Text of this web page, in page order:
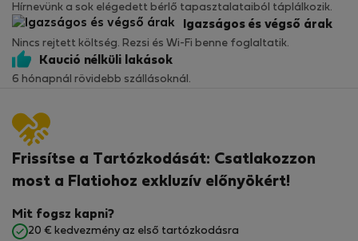
Hírnevünk a sok elégedett bérlő tapasztalataiból táplálkozik.
Igazságos és végső árak
Nincs rejtett költség. Rezsi és Wi-Fi benne foglaltatik.
Kaució nélküli lakások
6 hónapnál rövidebb szállásoknál.
Frissítse a Tartózkodását: Csatlakozzon
most a Flatiohoz exkluzív előnyökért!
Mit fogsz kapni?
20 € kedvezmény az első tartózkodásra